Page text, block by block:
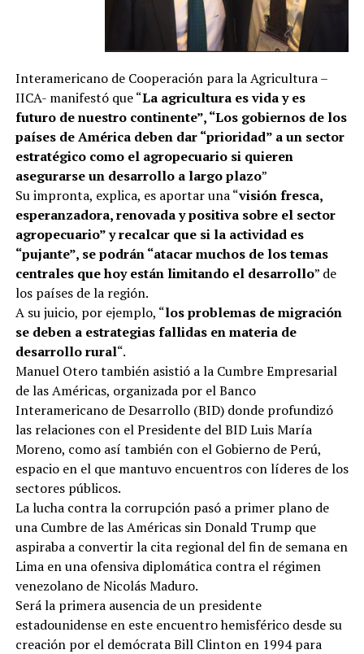
Interamericano de Cooperación para la Agricultura –
IICA- manifestó que “La agricultura es vida y es
futuro de nuestro continente”, “Los gobiernos de los
países de América deben dar “prioridad” a un sector
estratégico como el agropecuario si quieren
asegurarse un desarrollo a largo plazo”
Su impronta, explica, es aportar una “visión fresca,
esperanzadora, renovada y positiva sobre el sector
agropecuario” y recalcar que si la actividad es
“pujante”, se podrán “atacar muchos de los temas
centrales que hoy están limitando el desarrollo” de
los países de la región.
A su juicio, por ejemplo, “los problemas de migración
se deben a estrategias fallidas en materia de
desarrollo rural“.
Manuel Otero también asistió a la Cumbre Empresarial
de las Américas, organizada por el Banco
Interamericano de Desarrollo (BID) donde profundizó
las relaciones con el Presidente del BID Luis María
Moreno, como así también con el Gobierno de Perú,
espacio en el que mantuvo encuentros con líderes de los
sectores públicos.
La lucha contra la corrupción pasó a primer plano de
una Cumbre de las Américas sin Donald Trump que
aspiraba a convertir la cita regional del fin de semana en
Lima en una ofensiva diplomática contra el régimen
venezolano de Nicolás Maduro.
Será la primera ausencia de un presidente
estadounidense en este encuentro hemisférico desde su
creación por el demócrata Bill Clinton en 1994 para